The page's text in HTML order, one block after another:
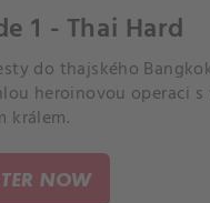
1 - Thai Hard
do thajského
heroinovou operaci
králem.
NOW